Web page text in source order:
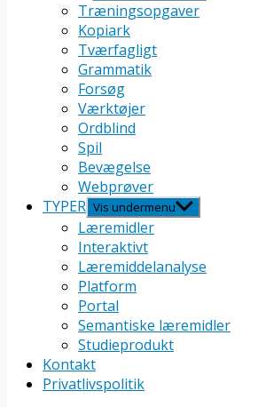
Træningsopgaver
Kopiark
Tværfagligt
Grammatik
Forsøg
Værktøjer
Ordblind
Spil
Bevægelse
Webprøver
TYPER Vis undermenu
Læremidler
Interaktivt
Læremiddelanalyse
Platform
Portal
Semantiske læremidler
Studieprodukt
Kontakt
Privatlivspolitik